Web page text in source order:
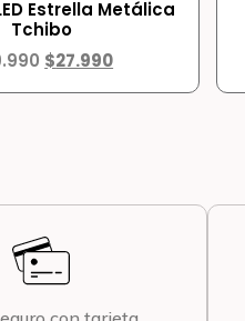
Estrella Metálica
Tchibo
$27.990